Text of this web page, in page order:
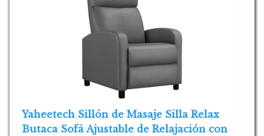
Yaheetech Sillón de Masaje Silla Relax
Butaca Sofá Ajustable de Relajación con